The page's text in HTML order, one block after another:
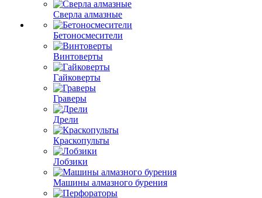
Сверла алмазные
Бетоносмесители
Винтоверты
Гайковерты
Граверы
Дрели
Краскопульты
Лобзики
Машины алмазного бурения